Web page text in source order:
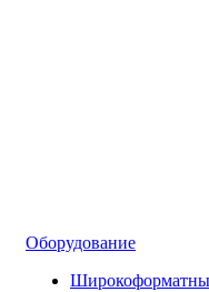
Оборудование